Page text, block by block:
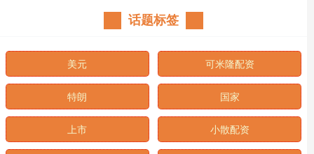
话题标签
美元 可米隆配资
特朗 国家
上市 小散配资